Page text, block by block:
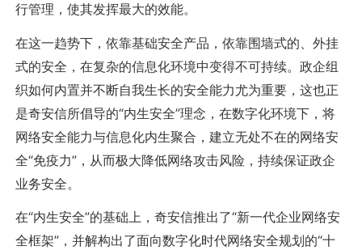
行管理，使其发挥最大的效能。
在这一趋势下，依靠基础安全产品，依靠围墙式的、外挂
式的安全，在复杂的信息化环境中变得不可持续。政企组
织如何内置并不断自我生长的安全能力尤为重要，这也正
是奇安信所倡导的“内生安全”理念，在数字化环境下，将
网络安全能力与信息化内生聚合，建立无处不在的网络安
全“免疫力”，从而极大降低网络攻击风险，持续保证政企
业务安全。
在“内生安全”的基础上，奇安信推出了“新一代企业网络安
全框架”，并解构出了面向数字化时代网络安全规划的“十